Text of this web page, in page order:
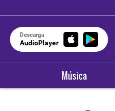
Descarga
AudioPlayer
Música